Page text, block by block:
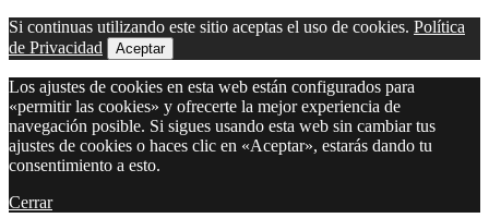
Si continuas utilizando este sitio aceptas el uso de cookies. Política
de Privacidad
Aceptar
Los ajustes de cookies en esta web están configurados para
«permitir las cookies» y ofrecerte la mejor experiencia de
navegación posible. Si sigues usando esta web sin cambiar tus
ajustes de cookies o haces clic en «Aceptar», estarás dando tu
consentimiento a esto.
Cerrar